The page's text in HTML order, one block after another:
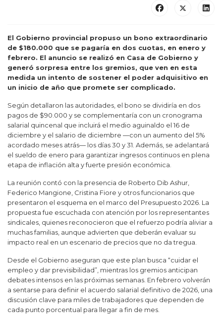
El Gobierno provincial propuso un bono extraordinario
de $180.000 que se pagaría en dos cuotas, en enero y
febrero. El anuncio se realizó en Casa de Gobierno y
generó sorpresa entre los gremios, que ven en esta
medida un intento de sostener el poder adquisitivo en
un inicio de año que promete ser complicado.
Según detallaron las autoridades, el bono se dividiría en dos
pagos de $90.000 y se complementaría con un cronograma
salarial quincenal que incluirá el medio aguinaldo el 16 de
diciembre y el salario de diciembre —con un aumento del 5%
acordado meses atrás— los días 30 y 31. Además, se adelantará
el sueldo de enero para garantizar ingresos continuos en plena
etapa de inflación alta y fuerte presión económica.
La reunión contó con la presencia de Roberto Dib Ashur,
Federico Mangione, Cristina Fiore y otros funcionarios que
presentaron el esquema en el marco del Presupuesto 2026. La
propuesta fue escuchada con atención por los representantes
sindicales, quienes reconocieron que el refuerzo podría aliviar a
muchas familias, aunque advierten que deberán evaluar su
impacto real en un escenario de precios que no da tregua.
Desde el Gobierno aseguran que este plan busca “cuidar el
empleo y dar previsibilidad”, mientras los gremios anticipan
debates intensos en las próximas semanas. En febrero volverán
a sentarse para definir el acuerdo salarial definitivo de 2026, una
discusión clave para miles de trabajadores que dependen de
cada punto porcentual para llegar a fin de mes.